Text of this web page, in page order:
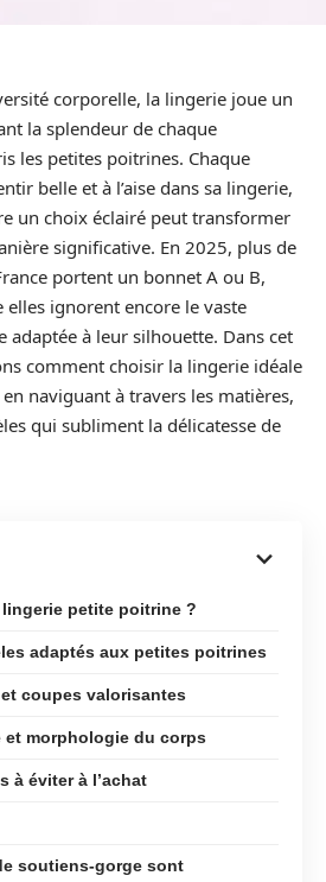
corporelle, la lingerie joue un
la splendeur de chaque
les petites poitrines. Chaque
belle et à l’aise dans sa lingerie,
un choix éclairé peut transformer
significative. En 2025, plus de
portent un bonnet A ou B,
elles ignorent encore le vaste
adaptée à leur silhouette. Dans cet
comment choisir la lingerie idéale
naviguant à travers les matières,
qui subliment la délicatesse de
lingerie petite poitrine ?
adaptés aux petites poitrines
coupes valorisantes
et morphologie du corps
à éviter à l’achat
soutiens-gorge sont